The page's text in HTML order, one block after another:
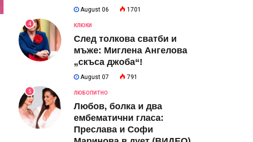
August 06 1701
4 КЛЮКИ
След толкова сватби и
мъже: Миглена Ангелова
„скъса джоба“!
August 07 791
5 ЛЮБОПИТНО
Любов, болка и два
ембематични гласа:
Преслава и Софи